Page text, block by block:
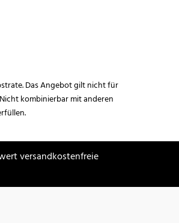
Das Angebot gilt nicht für
kombinierbar mit anderen
versandkostenfreie